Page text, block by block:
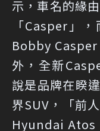
示，車名的緣
「Casper」
Bobby
外，全新
說是品牌在睽
界SUV，「前
Hyundai Atos